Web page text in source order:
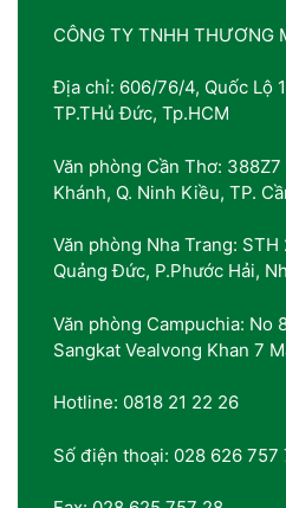
CÔNG TY TNHH THƯƠNG
Địa chỉ: 606/76/4, Quốc Lộ
TP.THủ Đức, Tp.HCM
Văn phòng Cần Thơ:
Khánh, Q. Ninh Kiều, TP.
Văn phòng Nha Trang:
Quảng Đức, P.Phước Hải,
Văn phòng Campuchia: No
Sangkat Vealvong Khan 7
Hotline: 0818 21 22 26
Số điện thoại: 028 626 757